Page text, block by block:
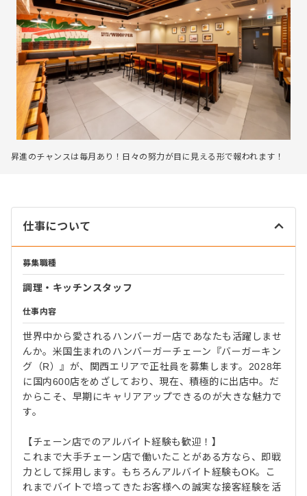
昇進のチャンスは毎月あり！日々の努力が目に見える形で報われます！
仕事について
募集職種
調理・キッチンスタッフ
仕事内容
世界中から愛されるハンバーガー店であなたも活躍しませ
んか。米国生まれのハンバーガーチェーン『バーガーキン
グ（R）』が、関西エリアで正社員を募集します。2028年
に国内600店をめざしており、現在、積極的に出店中。だ
からこそ、早期にキャリアアップできるのが大きな魅力で
す。
【チェーン店でのアルバイト経験も歓迎！】
これまで大手チェーン店で働いたことがある方なら、即戦
力として採用します。もちろんアルバイト経験もOK。こ
れまでバイトで培ってきたお客様への誠実な接客経験を活